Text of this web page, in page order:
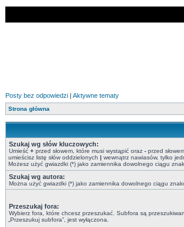
Posty bez odpowiedzi | Aktywne tematy
Strona główna
Szukaj wg słów kluczowych:
Umieść + przed słowem, które musi wystąpić oraz - przed
umieścisz listę słów oddzielonych | wewnątrz nawiasów, tylko
Możesz użyć gwiazdki (*) jako zamiennika dowolnego ciągu
Szukaj wg autora:
Można użyć gwiazdki (*) jako zamiennika dowolnego ciągu
Przeszukaj fora:
Wybierz fora, które chcesz przeszukać. Subfora są
„Przeszukuj subfora”, jest wyłączona.